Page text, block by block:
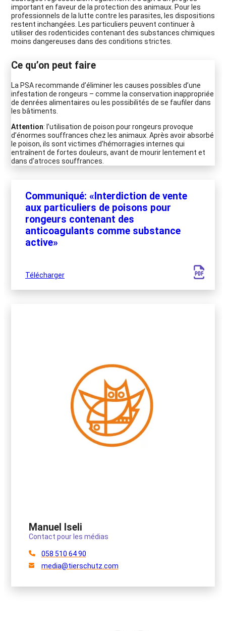
important en faveur de la protection des animaux. Pour les
professionnels de la lutte contre les parasites, les dispositions
restent inchangées. Les particuliers peuvent continuer à
utiliser des rodenticides contenant des substances chimiques
moins dangereuses dans des conditions strictes.
Ce qu’on peut faire
La PSA recommande d’éliminer les causes possibles d’une
infestation de rongeurs – comme la conservation inappropriée
de denrées alimentaires ou les possibilités de se faufiler dans
les bâtiments.
Attention: l’utilisation de poison pour rongeurs provoque
d’énormes souffrances chez les animaux. Après avoir absorbé
le poison, ils sont victimes d’hémorragies internes qui
entraînent de fortes douleurs, avant de mourir lentement et
dans d’atroces souffrances.
Communiqué: «Interdiction de vente
aux particuliers de poisons pour
rongeurs contenant des
anticoagulants comme substance
active»
Télécharger
Manuel Iseli
Contact pour les médias
058 510 64 90
media@tierschutz.com